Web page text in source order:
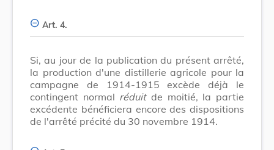
Art. 4.
Si, au jour de la publication du présent arrêté,
la production d'une distillerie agricole pour la
campagne de 1914-1915 excède déjà le
contingent normal réduitde moitié, la partie
excédente bénéficiera encore des dispositions
de l'arrêté précité du 30 novembre 1914.